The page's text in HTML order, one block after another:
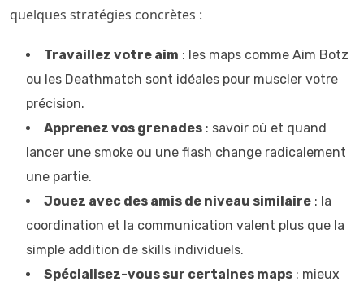
quelques stratégies concrètes :
Travaillez votre aim : les maps comme Aim Botz
ou les Deathmatch sont idéales pour muscler votre
précision.
Apprenez vos grenades : savoir où et quand
lancer une smoke ou une flash change radicalement
une partie.
Jouez avec des amis de niveau similaire : la
coordination et la communication valent plus que la
simple addition de skills individuels.
Spécialisez-vous sur certaines maps : mieux